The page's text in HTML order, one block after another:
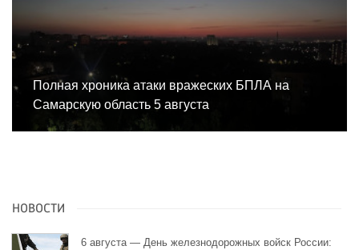
Полная хроника атаки вражеских БПЛА на
Самарскую область 5 августа
НОВОСТИ
6 августа — День железнодорожных войск России: